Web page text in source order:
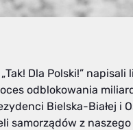
Dla Polski!”
odblokowania
Bielska-Białej i
samorządów z